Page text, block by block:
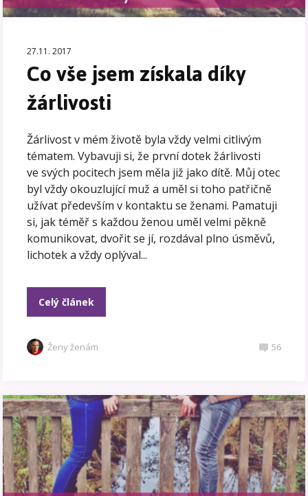
27.11. 2017
Co vše jsem získala díky
žárlivosti
Žárlivost v mém životě byla vždy velmi citlivým
tématem. Vybavuji si, že první dotek žárlivosti
ve svých pocitech jsem měla již jako dítě. Můj otec
byl vždy okouzlující muž a uměl si toho patřičně
užívat především v kontaktu se ženami. Pamatuji
si, jak téměř s každou ženou uměl velmi pěkně
komunikovat, dvořit se jí, rozdával plno úsměvů,
lichotek a vždy oplýval...
Celý článek
Ženy ženám 56